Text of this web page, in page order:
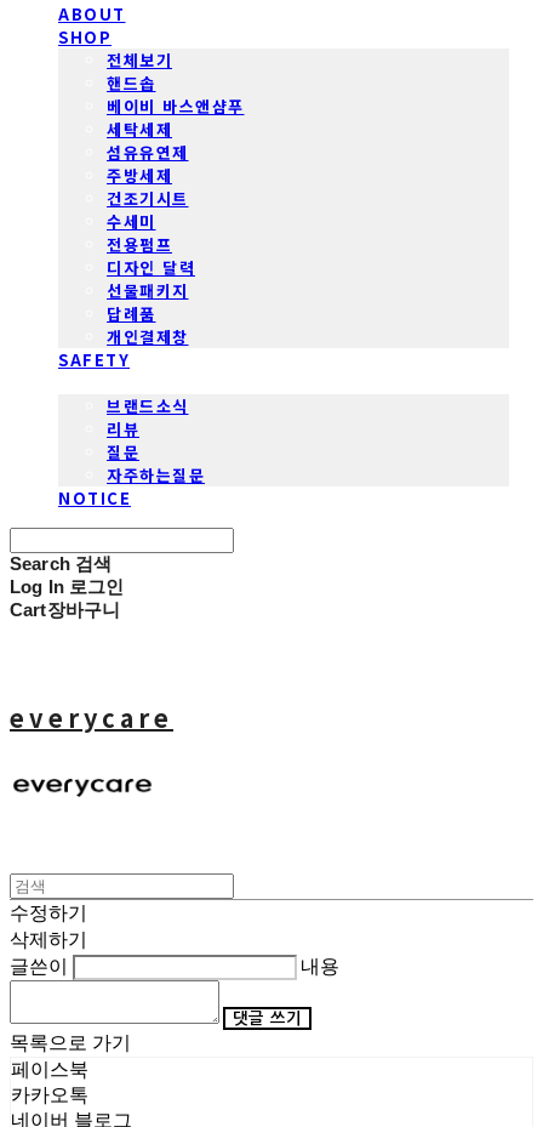
ABOUT
SHOP
전체보기
핸드솝
베이비 바스앤샴푸
세탁세제
섬유유연제
주방세제
건조기시트
수세미
전용펌프
디자인 달력
선물패키지
답례품
개인결제창
SAFETY
브랜드소식
리뷰
질문
자주하는질문
NOTICE
Search 검색
Log In 로그인
Cart장바구니
everycare
수정하기
삭제하기
글쓴이
내용
댓글 쓰기
목록으로 가기
페이스북
카카오톡
네이버 블로그